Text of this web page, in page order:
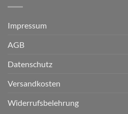
Impressum
AGB
Datenschutz
Versandkosten
Widerrufsbelehrung